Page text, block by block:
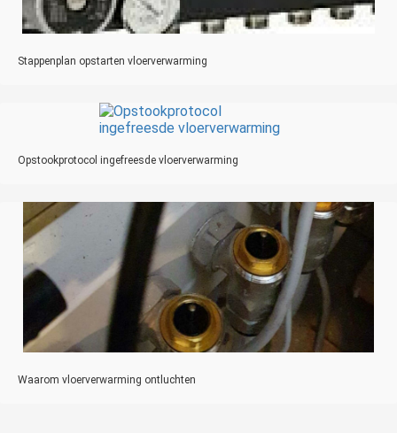
Stappenplan opstarten vloerverwarming
Opstookprotocol ingefreesde vloerverwarming
Waarom vloerverwarming ontluchten